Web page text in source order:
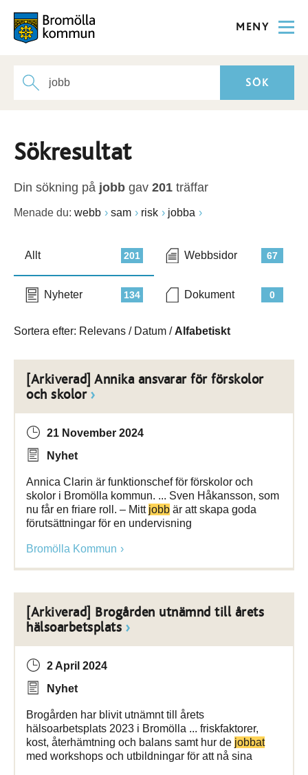
MENY
Sökresultat
Din sökning på jobb gav 201 träffar
Menade du: webb sam risk jobba
201
Allt 67
Webbsidor
134
Nyheter 0
Dokument
Sortera efter: Relevans / Datum / Alfabetiskt
[Arkiverad] Annika ansvarar för förskolor
och skolor
21 November 2024
Nyhet
Annica Clarin är funktionschef för förskolor och
skolor i Bromölla kommun. ... Sven Håkansson, som
nu får en friare roll. – Mitt jobb är att skapa goda
förutsättningar för en undervisning
Bromölla Kommun
[Arkiverad] Brogården utnämnd till årets
hälsoarbetsplats
2 April 2024
Nyhet
Brogården har blivit utnämnt till årets
hälsoarbetsplats 2023 i Bromölla ... friskfaktorer,
kost, återhämtning och balans samt hur de jobbat
med workshops och utbildningar för att nå sina